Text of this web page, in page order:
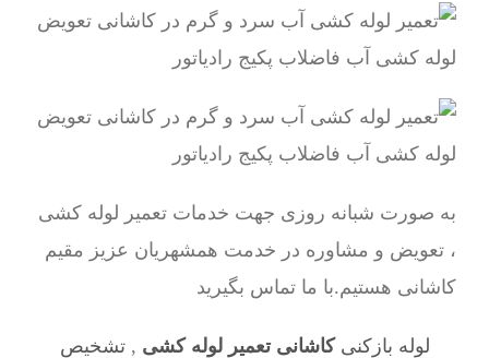
به صورت شبانه روزی جهت خدمات تعمیر لوله کشی
، تعویض و مشاوره در خدمت همشهریان عزیز مقیم
کاشانی هستیم.با ما تماس بگیرید
لوله بازکنیکاشانی تعمیر لوله کشی ,تشخیص